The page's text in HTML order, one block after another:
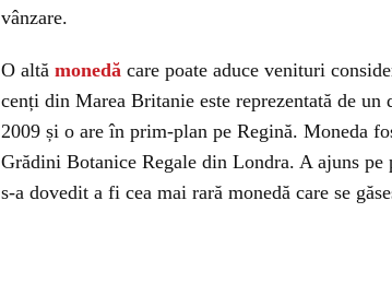
vânzare.
O altă monedă care poate aduce venituri
cenți din Marea Britanie este reprezentată de
2009 și o are în prim-plan pe Regină. Moneda
Grădini Botanice Regale din Londra. A ajuns
s-a dovedit a fi cea mai rară monedă care se